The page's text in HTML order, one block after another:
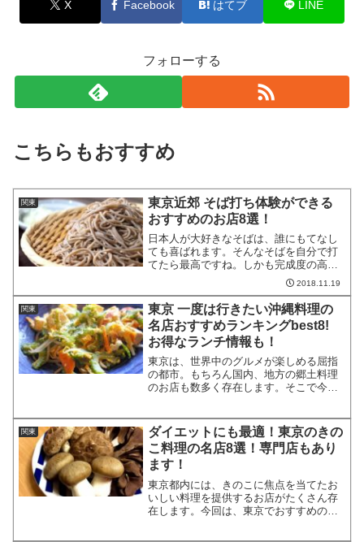
X Facebook はてブ LINE
フォローする
こちらもおすすめ
関東
東京近郊 そば打ち体験ができる
おすすめのお店8選！
日本人が大好きなそばは、誰にもてなし
ても喜ばれます。そんなそばを自分で打
てたら最高ですね。しかも完成度の高い
そばを作れるようになればなるほど、振
る舞う相手が喜んでくれるそば打ちは魅
力的です。ここでは、東京近郊でそば打
ち体験ができるおすすめス...
2018.11.19
関東
東京 一度は行きたい沖縄料理の
名店おすすめランキングbest8!
お得なランチ情報も！
東京は、世界中のグルメが楽しめる屈指
の都市。もちろん国内、地方の郷土料理
のお店も数多く存在します。そこで今回
でご紹介したいと思います！東京のおす
すめ沖縄料理店ランキング...
関東
ダイエットにも最適！東京のきの
こ料理の名店8選！専門店もあり
ます！
東京都内には、きのこに焦点を当てたお
いしい料理を提供するお店がたくさん存
在します。今回は、東京でおすすめのき